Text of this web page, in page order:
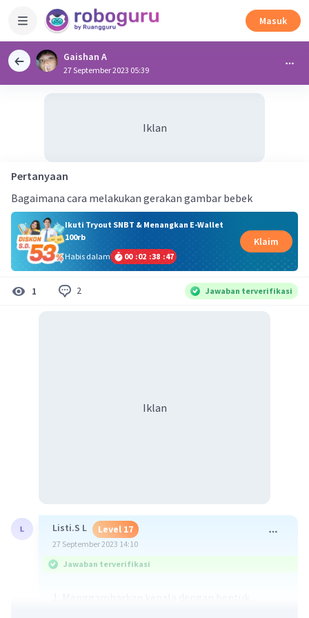
Masuk
Gaishan A
27 September 2023 05:39
Iklan
Pertanyaan
Bagaimana cara melakukan gerakan gambar bebek
Ikuti Tryout SNBT & Menangkan E-Wallet
100rb
Habis dalam
00 :02 :38 :47
Klaim
1 2 Jawaban terverifikasi
Iklan
Listi.S L Level 17
27 September 2023 14:10
Jawaban terverifikasi